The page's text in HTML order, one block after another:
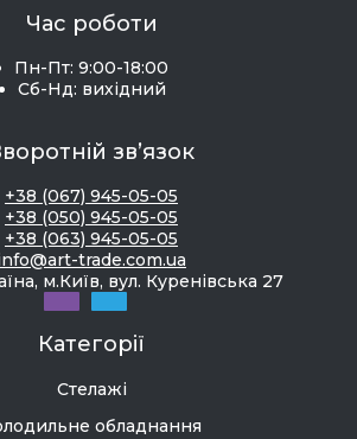
Час роботи
Пн-Пт: 9:00-18:00
Сб-Нд: вихідний
зв’язок
+38 (067) 945-05-05
+38 (050) 945-05-05
+38 (063) 945-05-05
trade.com.ua
м.Київ, вул. Куренівська 27
Категорії
Стелажі
обладнання